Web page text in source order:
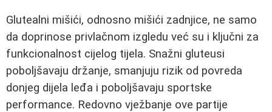
Glutealni mišići, odnosno mišići zadnjice, ne samo
da doprinose privlačnom izgledu već su i ključni za
funkcionalnost cijelog tijela. Snažni gluteusi
poboljšavaju držanje, smanjuju rizik od povreda
donjeg dijela leđa i poboljšavaju sportske
performance. Redovno vježbanje ove partije